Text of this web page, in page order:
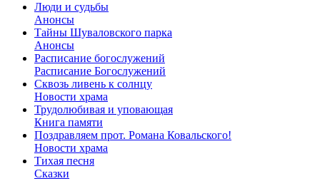
Люди и судьбы
Анонсы
Тайны Шуваловского парка
Анонсы
Расписание богослужений
Расписание Богослужений
Сквозь ливень к солнцу
Новости храма
Трудолюбивая и уповающая
Книга памяти
Поздравляем прот. Романа Ковальского!
Новости храма
Тихая песня
Сказки